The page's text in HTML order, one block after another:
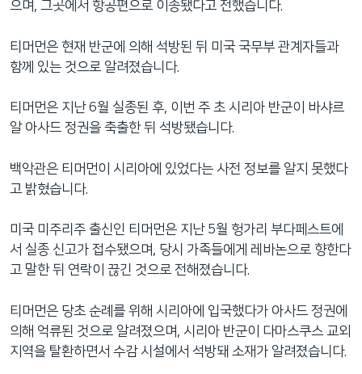
으며, 그곳에서 항공편으로 이송됐다고 전했습니다.
티머먼은 현재 반군에 의해 석방된 뒤 미국 국무부 관계자들과
함께 있는 것으로 알려졌습니다.
티머먼은 지난 6월 실종된 후, 이번 주 초 시리아 반군이 바샤르
알 아사드 정권을 축출한 뒤 석방됐습니다.
백악관은 티머먼이 시리아에 있었다는 사전 정보를 알지 못했다
고 밝혔습니다.
미국 미주리주 출신인 티머먼은 지난 5월 헝가리 부다페스트에
서 실종 신고가 접수됐으며, 당시 가족들에게 레바논으로 향한다
고 말한 뒤 연락이 끊긴 것으로 전해졌습니다.
티머먼은 당초 순례를 위해 시리아에 입국했다가 아사드 정권에
의해 억류된 것으로 알려졌으며, 시리아 반군이 다마스쿠스 교외
지역을 탈환하면서 수감 시설에서 석방돼 소재가 알려졌습니다.